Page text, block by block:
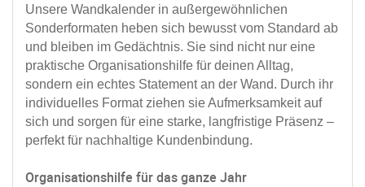
Unsere Wandkalender in außergewöhnlichen
Sonderformaten heben sich bewusst vom Standard ab
und bleiben im Gedächtnis. Sie sind nicht nur eine
praktische Organisationshilfe für deinen Alltag,
sondern ein echtes Statement an der Wand. Durch ihr
individuelles Format ziehen sie Aufmerksamkeit auf
sich und sorgen für eine starke, langfristige Präsenz –
perfekt für nachhaltige Kundenbindung.
Organisationshilfe für das ganze Jahr